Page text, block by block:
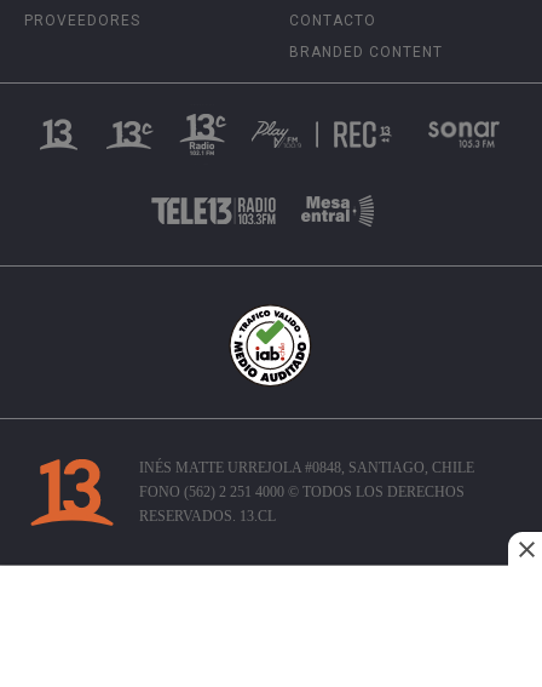
PROVEEDORES
CONTACTO
BRANDED CONTENT
INÉS MATTE URREJOLA #0848, SANTIAGO, CHILE
FONO (562) 2 251 4000 © TODOS LOS DERECHOS
RESERVADOS. 13.CL